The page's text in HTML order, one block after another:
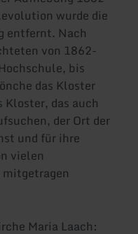
wurde die
entfernt. Nach
von 1862-
bis
das Kloster
das auch
der Ort der
und für ihre
vielen
Maria Laach: